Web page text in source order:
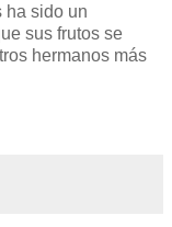
ha sido un
sus frutos se
hermanos más